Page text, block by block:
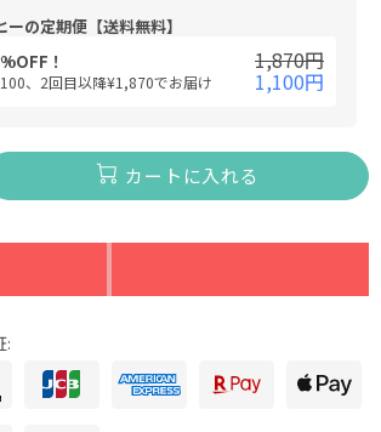
の定期便【送料無料】
！
、2回目以降¥1,870でお届け
1,870円
1,100円
カートに入れる
: